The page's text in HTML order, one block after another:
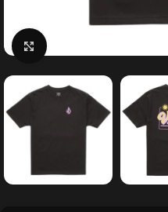
Κάντε κλικ για μεγέθυνση